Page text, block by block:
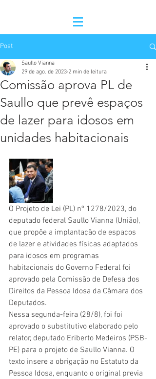
Post
Comissão aprova PL de
Saullo que prevê espaços
de lazer para idosos em
unidades habitacionais
Saullo Vianna
29 de ago. de 2023 2 min de leitura
O Projeto de Lei (PL) nº 1278/2023, do
deputado federal Saullo Vianna (União),
que propõe a implantação de espaços
de lazer e atividades físicas adaptados
para idosos em programas
habitacionais do Governo Federal foi
aprovado pela Comissão de Defesa dos
Direitos da Pessoa Idosa da Câmara dos
Deputados.
Nessa segunda-feira (28/8), foi foi
aprovado o substitutivo elaborado pelo
relator, deputado Eriberto Medeiros (PSB-
PE) para o projeto de Saullo Vianna. O
texto insere a obrigação no Estatuto da
Pessoa Idosa, enquanto o original previa